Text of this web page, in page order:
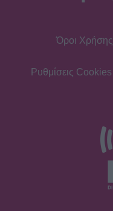
Κωνσταντινίδου,
Από Κεφαλονιά...
της Καλομοίρας με
Όροι Χρήσης
Ρυθμίσεις Cookies